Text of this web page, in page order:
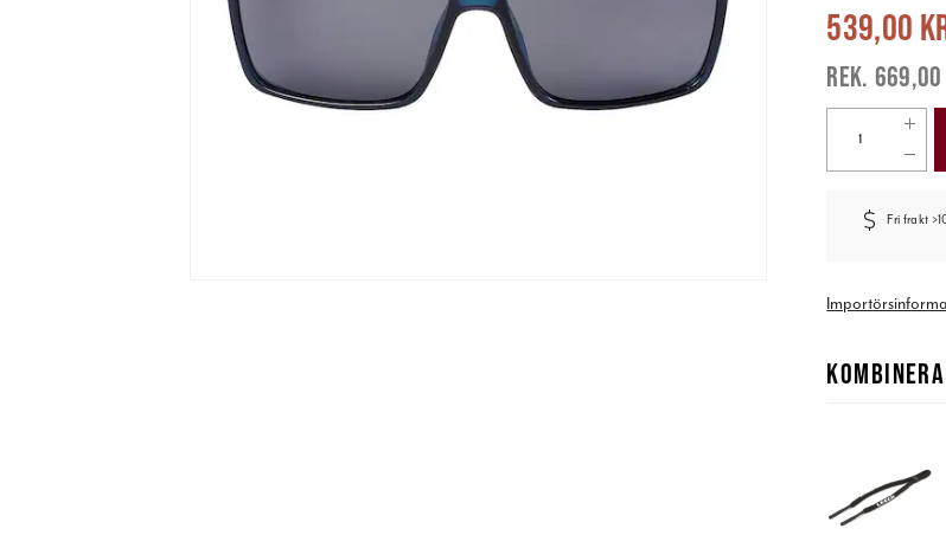
Nuvarande pris:
539,00
Fri frakt